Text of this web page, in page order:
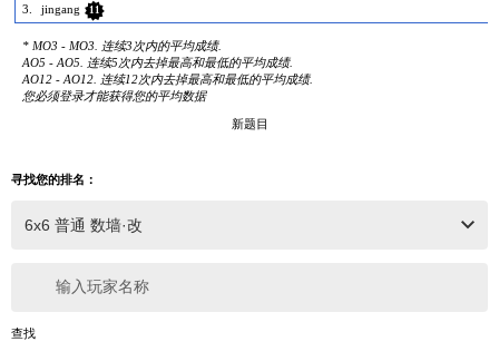
3. jingang 11
* MO3 - MO3. 连续3次内的平均成绩.
AO5 - AO5. 连续5次内去掉最高和最低的平均成绩.
AO12 - AO12. 连续12次内去掉最高和最低的平均成绩.
您必须登录才能获得您的平均数据
新题目
寻找您的排名：
输入玩家名称
查找